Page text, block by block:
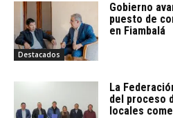
Destacados
Gobierno
puesto de
en Fiambalá
La
del proceso
locales